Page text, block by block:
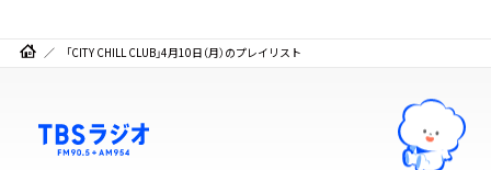
「CITY CHILL CLUB」4月10日（月）のプレイリスト